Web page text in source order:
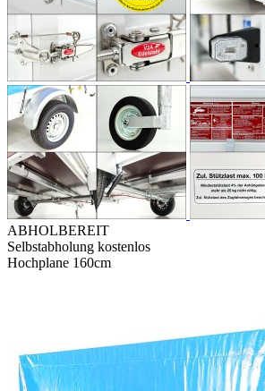
ABHOLBEREIT
Selbstabholung kostenlos
Hochplane 160cm